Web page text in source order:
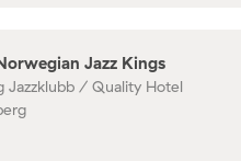
Jazz Kings
Jazzklubb / Quality Hotel